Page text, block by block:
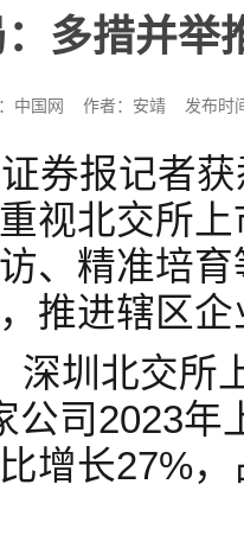
多措并举
中国网 作者：安靖 发布时
券报记者
视北交所
、精准培
推进辖区
深圳北交所
公司2023年
增长27%